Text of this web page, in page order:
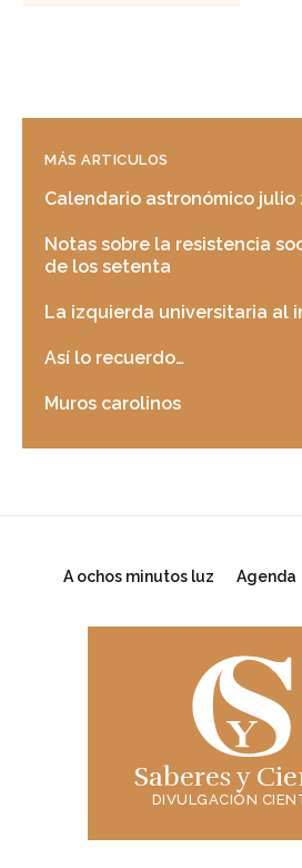
MÁS ARTICULOS
Calendario astronómico julio
Notas sobre la resistencia
de los setenta
La izquierda universitaria al
Así lo recuerdo…
Muros carolinos
A ochos minutos luz Agenda
Saberes y
DIVULGACIÓN